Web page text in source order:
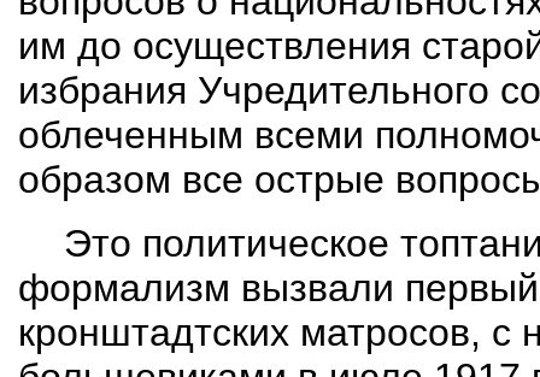
им до осуществления
избрания Учредительного
облеченным всеми
образом все острые
Это политическое
формализм вызвали
кронштадтских матросов, с